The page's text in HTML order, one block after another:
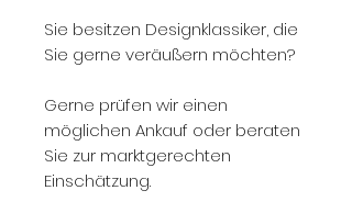
Sie besitzen Designklassiker, die
Sie gerne veräußern möchten?
Gerne prüfen wir einen
möglichen Ankauf oder beraten
Sie zur marktgerechten
Einschätzung.